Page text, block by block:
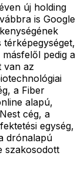
új holding
is Google
pedig a
van az
a Fiber
alapú,
cég, a
egység,
drónalapú
szakosodott